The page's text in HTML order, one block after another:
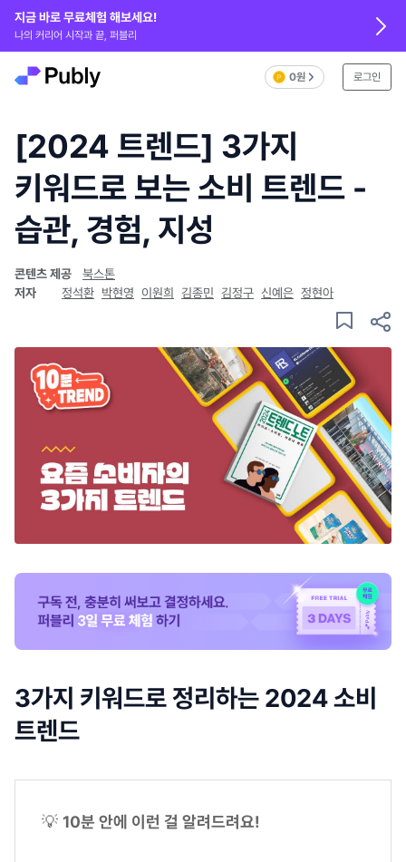
지금 바로 무료체험 해보세요!
나의 커리어 시작과 끝, 퍼블리
0원 로그인
[2024 트렌드] 3가지
키워드로 보는 소비 트렌드 -
습관, 경험, 지성
콘텐츠 제공
북스톤
저자
정석환 박현영 이원희 김종민 김정구 신예은 정현아
3가지 키워드로 정리하는 2024 소비
트렌드
💡 10분 안에 이런 걸 알려드려요!